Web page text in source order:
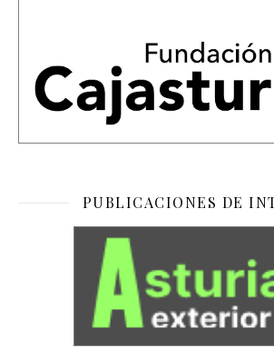
PUBLICACIONES DE